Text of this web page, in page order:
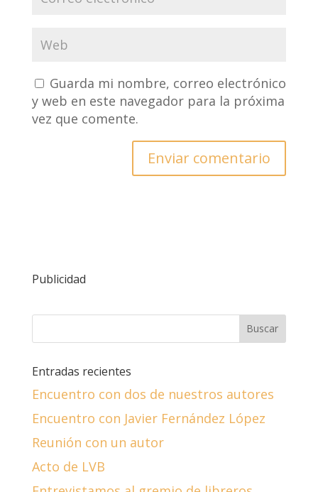
Guarda mi nombre, correo electrónico
y web en este navegador para la próxima
vez que comente.
Publicidad
Entradas recientes
Encuentro con dos de nuestros autores
Encuentro con Javier Fernández López
Reunión con un autor
Acto de LVB